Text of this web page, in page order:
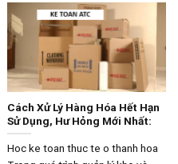
Cách Xử Lý Hàng Hóa Hết Hạn
Sử Dụng, Hư Hỏng Mới Nhất:
Hoc ke toan thuc te o thanh hoa